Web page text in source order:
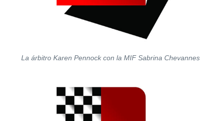
La árbitro Karen Pennock con la MIF Sabrina Chevannes